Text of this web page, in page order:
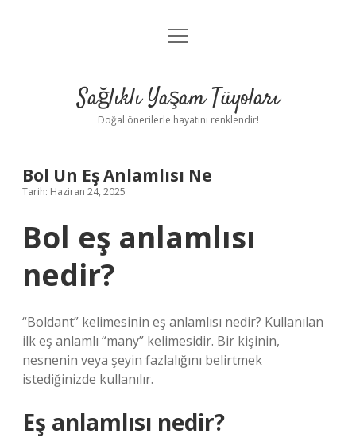
Anasayfa
Yasal Uyarı
menüyü
Sağlıklı Yaşam Tüyoları
Doğal önerilerle hayatını renklendir!
Bol Un Eş Anlamlısı Ne
Tarih: Haziran 24, 2025
Bol eş anlamlısı
nedir?
“Boldant” kelimesinin eş anlamlısı nedir? Kullanılan
ilk eş anlamlı “many” kelimesidir. Bir kişinin,
nesnenin veya şeyin fazlalığını belirtmek
istediğinizde kullanılır.
Eş anlamlısı nedir?